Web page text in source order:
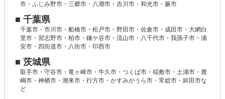
市・ふじみ野市・三郷市・八潮市・吉川市・和光市・蕨市
■ 千葉県
千葉市・市川市・船橋市・松戸市・野田市・佐倉市・成田市・大網白
里市・習志野市・柏市・鎌ケ谷市・流山市・八千代市・我孫子市・浦
安市・四街道市・八街市・印西市
■ 茨城県
取手市・守谷市・竜ヶ崎市・牛久市・つくば市・稲敷市・土浦市・鹿
嶋市・神栖市・潮来市・行方市・かすみがうら市・常総市・鉾田市な
ど